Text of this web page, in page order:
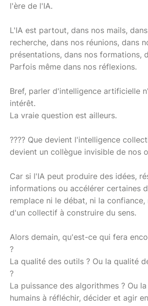
l'ère de l'IA.
L'IA est partout, dans nos mails,
recherche, dans nos réunions, dans
présentations, dans nos formations,
Parfois même dans nos réflexions.
Bref, parler d'intelligence artificielle
intérêt.
La vraie question est ailleurs.
???? Que devient l'intelligence
devient un collègue invisible de nos
Car si l'IA peut produire des idées,
informations ou accélérer certaines
remplace ni le débat, ni la
d'un collectif à construire du sens.
Alors demain, qu'est-ce qui fera
?
La qualité des outils ? Ou la qualité
?
La puissance des algorithmes ? Ou
humains à réfléchir, décider et agir